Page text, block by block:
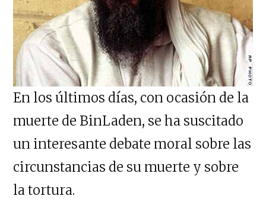
En los últimos días, con ocasión de la
muerte de BinLaden, se ha suscitado
un interesante debate moral sobre las
circunstancias de su muerte y sobre
la tortura.